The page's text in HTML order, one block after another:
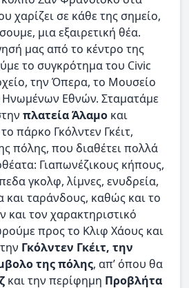
χαρίζει σε κάθε της σημείο,
μια εξαιρετική θέα.
μας από το κέντρο της
το συγκρότημα του Civic
την Όπερα, το Μουσείο
Ηνωμένων Εθνών. Σταματάμε
πλατεία Άλαμο και
πάρκο Γκόλντεν Γκέιτ,
πόλης, που διαθέτει πολλά
Γιαπωνέζικους κήπους,
γκολφ, λίμνες, ενυδρεία,
ταράνδους, καθώς και το
και τον χαρακτηριστικό
προς το Κλιφ Χάους και
Γκόλντεν Γκέιτ, την
της πόλης, απ’ όπου θα
και την περίφημη Προβλήτα